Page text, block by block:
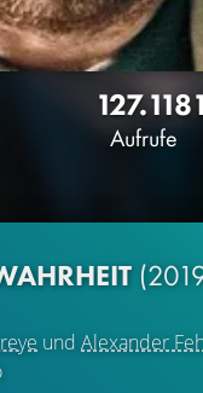
127.118
Aufrufe
und Alexander